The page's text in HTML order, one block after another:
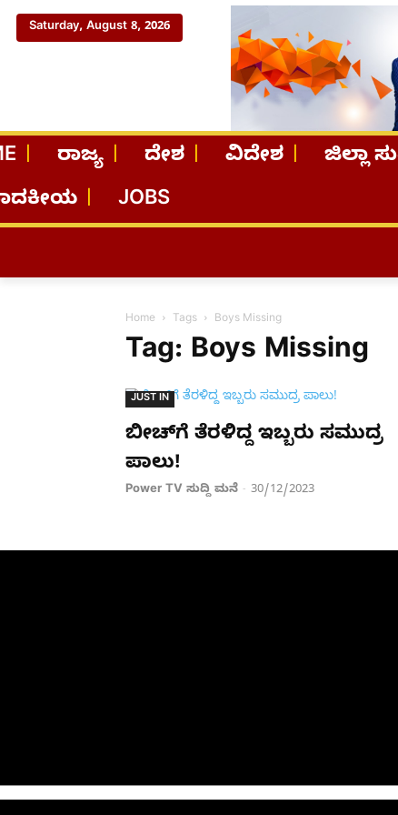
Saturday, August 8, 2026
ರಾಜ್ಯ ದೇಶ ವಿದೇಶ ಜಿಲ್ಲಾ
JOBS
Home Tags Boys Missing
Tag: Boys Missing
JUST IN
ಬೀಚ್​​ಗೆ ತೆರಳಿದ್ದ ಇಬ್ಬರು ಸಮುದ್ರ
ಪಾಲು!
Power TV ಸುದ್ದಿ ಮನೆ - 30/12/2023